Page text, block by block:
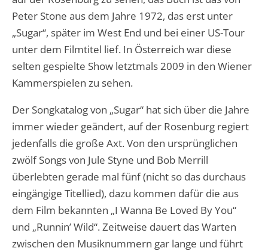
Peter Stone aus dem Jahre 1972, das erst unter
„Sugar“, später im West End und bei einer US-Tour
unter dem Filmtitel lief. In Österreich war diese
selten gespielte Show letztmals 2009 in den Wiener
Kammerspielen zu sehen.
Der Songkatalog von „Sugar“ hat sich über die Jahre
immer wieder geändert, auf der Rosenburg regiert
jedenfalls die große Axt. Von den ursprünglichen
zwölf Songs von Jule Styne und Bob Merrill
überlebten gerade mal fünf (nicht so das durchaus
eingängige Titellied), dazu kommen dafür die aus
dem Film bekannten „I Wanna Be Loved By You“
und „Runnin’ Wild“. Zeitweise dauert das Warten
zwischen den Musiknummern gar lange und führt